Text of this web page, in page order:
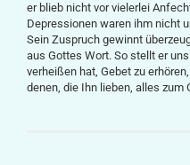
er blieb nicht vor vielerlei
Depressionen waren ihm nicht
Sein Zuspruch gewinnt
aus Gottes Wort. So stellt er
verheißen hat, Gebet zu
denen, die Ihn lieben, alles